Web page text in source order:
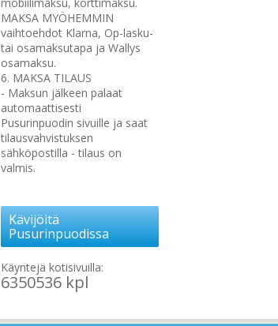
MAKSA MYÖHEMMIN
vaihtoehdot Klarna, Op-lasku-
tai osamaksutapa ja Wallys
osamaksu.
6. MAKSA TILAUS
- Maksun jälkeen palaat
automaattisesti
Pusurinpuodin sivuille ja saat
tilausvahvistuksen
sähköpostilla - tilaus on
valmis.
Kävijöitä
Pusurinpuodissa
Käyntejä kotisivuilla:
6350536 kpl